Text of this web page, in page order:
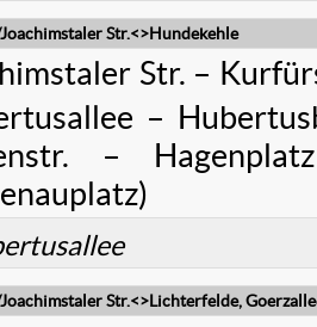
Str.<>Hundekehle
Str. –
–
–
Str.<>Lichterfelde,